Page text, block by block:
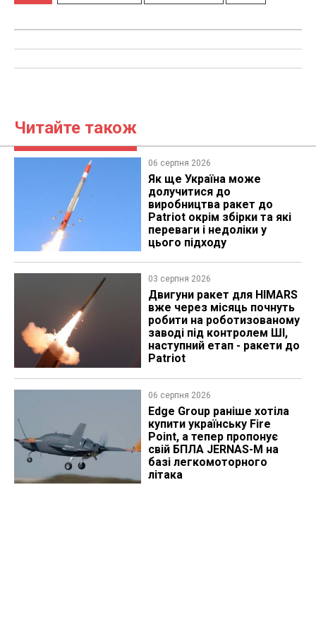
Читайте також
06 серпня 2026
Як ще Україна може
долучитися до
виробництва ракет до
Patriot окрім збірки та які
переваги і недоліки у
цього підходу
03 серпня 2026
Двигуни ракет для HIMARS
вже через місяць почнуть
робити на роботизованому
заводі під контролем ШІ,
наступний етап - ракети до
Patriot
06 серпня 2026
Edge Group раніше хотіла
купити українську Fire
Point, а тепер пропонує
свій БПЛА JERNAS-M на
базі легкомоторного
літака